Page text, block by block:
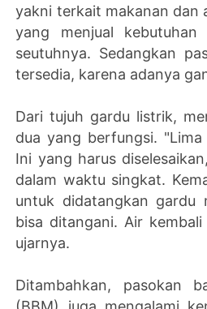
yakni terkait makanan dan
yang menjual
seutuhnya. Sedangkan
tersedia, karena adanya
Dari tujuh gardu listrik,
dua yang berfungsi.
Ini yang harus
dalam waktu singkat.
untuk didatangkan gardu
bisa ditangani. Air
ujarnya.
Ditambahkan, pasokan